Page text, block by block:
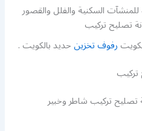
السكنية والفلل والقصور
تصليح تركيب
رفوف تخزينحديد بالكويت .
تصليح تركيب شاطر وخبير